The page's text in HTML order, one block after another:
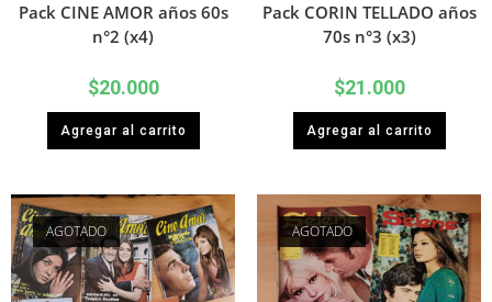
Pack CINE AMOR años 60s
n°2 (x4)
$20.000
Agregar al carrito
Pack CORIN TELLADO años
70s n°3 (x3)
$21.000
Agregar al carrito
AGOTADO AGOTADO